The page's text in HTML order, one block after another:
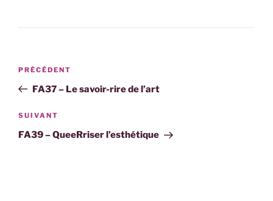
Navigation
l’article
Article
précédent
PRÉCÉDENT
FA37 – Le savoir-rire de l’art
Article
suivant
SUIVANT
FA39 – QueeRriser l’esthétique